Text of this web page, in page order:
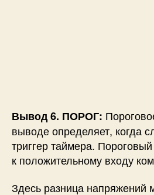
Если управляющий контакт
то напряжение, равное
VCC*(2/3) (т.е. 6 В для
приведет к сбросу триггера.